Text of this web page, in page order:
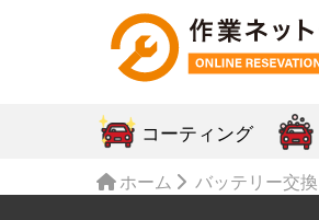
コーティング
ホーム バッテリー交換